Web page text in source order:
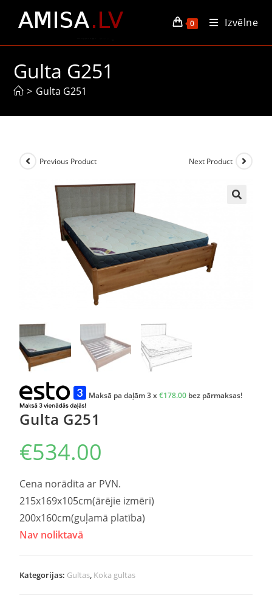
0 Izvēlne
Gulta G251
> Gulta G251
Previous Product Next Product
Maksā pa daļām 3 x€178.00 bez pārmaksas!
Gulta G251
€534.00
Cena norādīta ar PVN.
215x169x105cm(ārējie izmēri)
200x160cm(guļamā platība)
Nav noliktavā
Kategorijas: Gultas, Koka gultas